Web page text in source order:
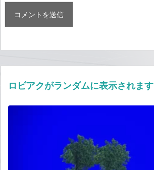
ロビアクがランダムに表示されます